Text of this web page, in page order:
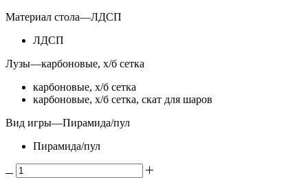
Материал стола—ЛДСП
ЛДСП
Лузы—карбоновые, х/б сетка
карбоновые, х/б сетка
карбоновые, х/б сетка, скат для шаров
Вид игры—Пирамида/пул
Пирамида/пул